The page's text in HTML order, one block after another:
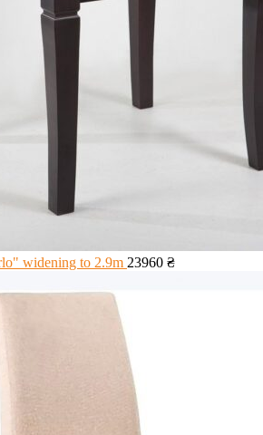
widening to 2.9m 23960 ₴